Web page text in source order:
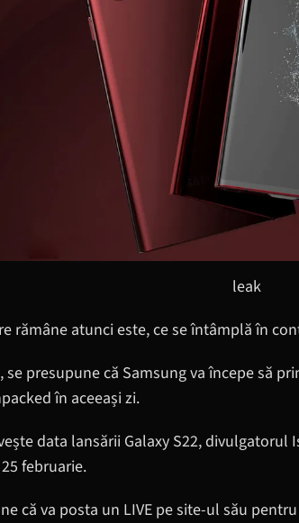
leak
rămâne atunci este, ce se întâmplă în
se presupune că Samsung va începe să
în aceeași zi.
data lansării Galaxy S22,
februarie.
că va posta un LIVE pe site-ul său